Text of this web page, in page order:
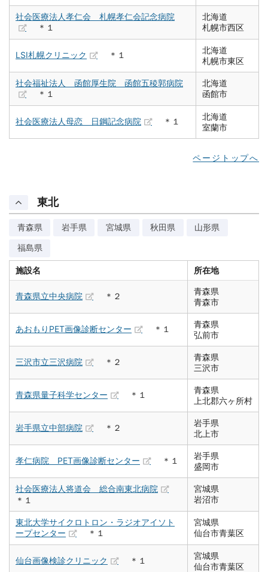
社会医療法人孝仁会 札幌孝仁会記念病院
＊１
北海道
札幌市西区
LSI札幌クリニック ＊１
北海道
札幌市東区
社会福祉法人 函館厚生院 函館五稜郭病院
＊１
北海道
函館市
社会医療法人母恋 日鋼記念病院 ＊１
北海道
室蘭市
ページトップへ
東北
青森県 岩手県 宮城県 秋田県 山形県
福島県
施設名 所在地
青森県立中央病院 ＊２
青森県
青森市
あおもりPET画像診断センター ＊１
青森県
弘前市
三沢市立三沢病院 ＊２
青森県
三沢市
青森県量子科学センター ＊１
青森県
上北郡六ヶ所村
岩手県立中部病院 ＊２
岩手県
北上市
孝仁病院 PET画像診断センター ＊１
岩手県
盛岡市
社会医療法人将道会 総合南東北病院
＊１
宮城県
岩沼市
東北大学サイクロトロン・ラジオアイソト
ープセンター
＊１
宮城県
仙台市青葉区
仙台画像検診クリニック ＊１
宮城県
仙台市青葉区